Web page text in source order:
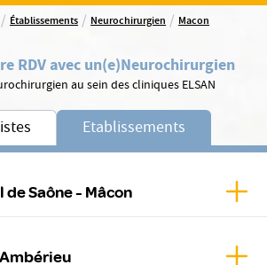
/ Établissements / Neurochirurgien / Macon
RDV avec un(e)Neurochirurgien
au sein des cliniques ELSAN
Etablissements
Saône - Mâcon